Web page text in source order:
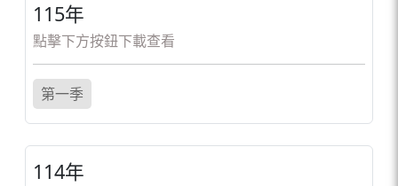
115年
點擊下方按鈕下載查看
第一季
114年